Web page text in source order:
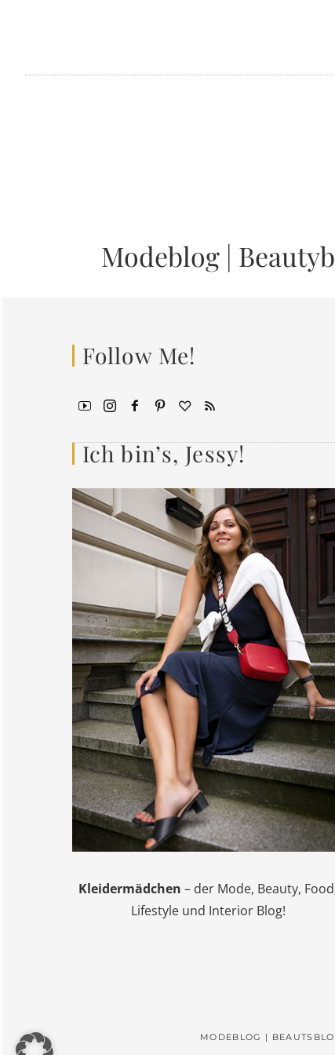
Modeblog |
Follow Me!
Ich bin’s, Jessy!
Kleidermädchen – der Mode, Beauty,
Lifestyle und Interior Blog!
MODEBLOG |